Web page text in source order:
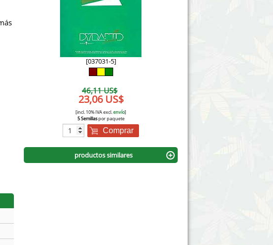
Söllner - Vadda's Marijuanabam
Victory Seeds
Vision Seeds
White Label Seeds
World of Seeds
CBD Cañamo Industrial
[037031-5]
46,11 US$
23,06 US$
[incl. 10% IVA excl.envío]
5 Semillaspor paquete
Comprar
productos similares